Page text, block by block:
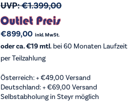
UVP:€1.399,00
€899,00 inkl. MwSt.
oder ca. €19 mtl. bei 60 Monaten Laufzeit
per Teilzahlung
Österreich: +€49,00 Versand
Deutschland: +€69,00 Versand
Selbstabholung in Steyr möglich